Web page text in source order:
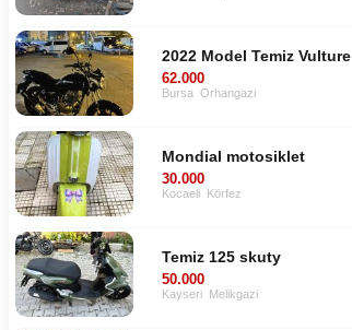
2022 Model Temiz Vulture
62.000
Bursa Orhangazi
Mondial motosiklet
30.000
Kocaeli Körfez
Temiz 125 skuty
50.000
Kayseri Melikgazi